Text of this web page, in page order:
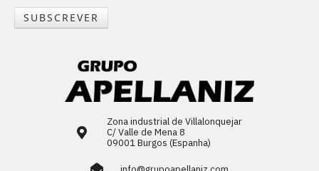
SUBSCREVER
Zona industrial de Villalonquejar
C/ Valle de Mena 8
09001 Burgos (Espanha)